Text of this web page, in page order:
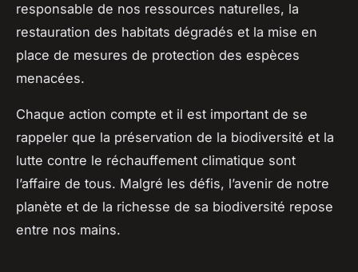
responsable de nos ressources naturelles, la
restauration des habitats dégradés et la mise en
place de mesures de protection des espèces
menacées.
Chaque action compte et il est important de se
rappeler que la préservation de la biodiversité et la
lutte contre le réchauffement climatique sont
l’affaire de tous. Malgré les défis, l’avenir de notre
planète et de la richesse de sa biodiversité repose
entre nos mains.